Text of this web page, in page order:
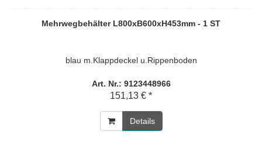
Mehrwegbehälter L800xB600xH453mm - 1 ST
blau m.Klappdeckel u.Rippenboden
Art. Nr.: 9123448966
151,13 € *
Details